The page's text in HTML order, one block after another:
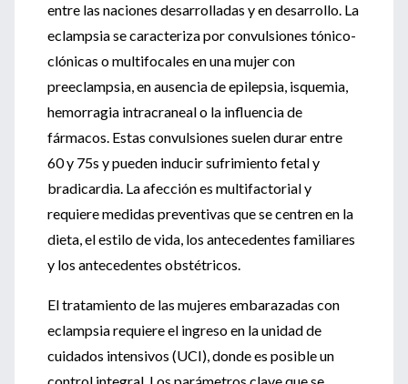
entre las naciones desarrolladas y en desarrollo. La
eclampsia se caracteriza por convulsiones tónico-
clónicas o multifocales en una mujer con
preeclampsia, en ausencia de epilepsia, isquemia,
hemorragia intracraneal o la influencia de
fármacos. Estas convulsiones suelen durar entre
60 y 75s y pueden inducir sufrimiento fetal y
bradicardia. La afección es multifactorial y
requiere medidas preventivas que se centren en la
dieta, el estilo de vida, los antecedentes familiares
y los antecedentes obstétricos.
El tratamiento de las mujeres embarazadas con
eclampsia requiere el ingreso en la unidad de
cuidados intensivos (UCI), donde es posible un